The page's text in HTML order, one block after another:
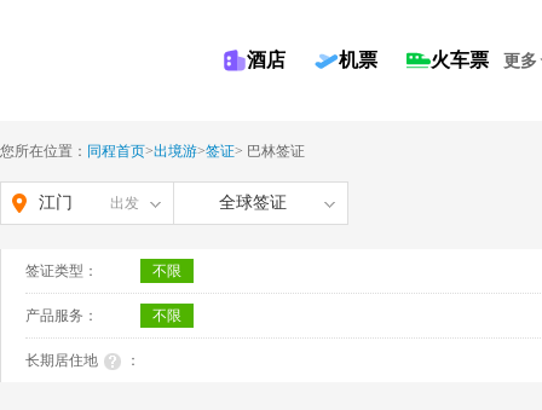
酒店 机票 火车票 更多
您所在位置： 同程首页>出境游>签证> 巴林签证
江门 出发 全球签证
签证类型： 不限
产品服务： 不限
长期居住地 ：